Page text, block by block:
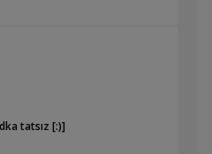
tatsız [:)]